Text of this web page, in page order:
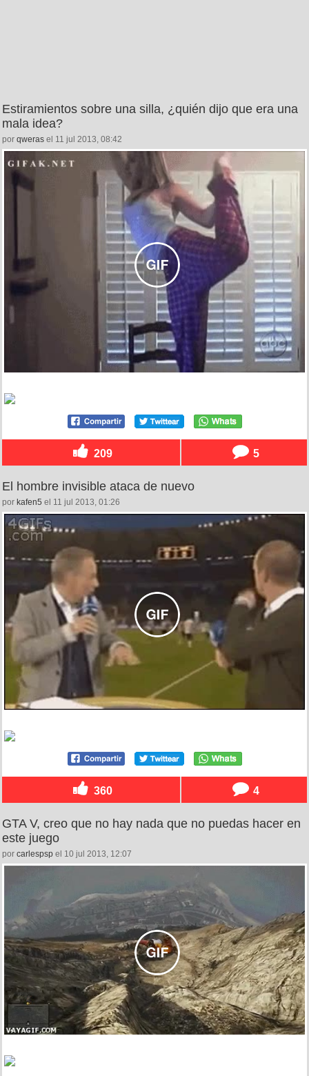
Estiramientos sobre una silla, ¿quién dijo que era una
mala idea?
por qweras el 11 jul 2013, 08:42
209 5
El hombre invisible ataca de nuevo
por kafen5 el 11 jul 2013, 01:26
360 4
GTA V, creo que no hay nada que no puedas hacer en
este juego
por carlespsp el 10 jul 2013, 12:07